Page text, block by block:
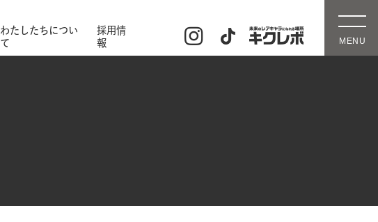
わたしたちについ
て
採用情
報